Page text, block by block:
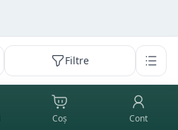
Filtre
Coș Cont